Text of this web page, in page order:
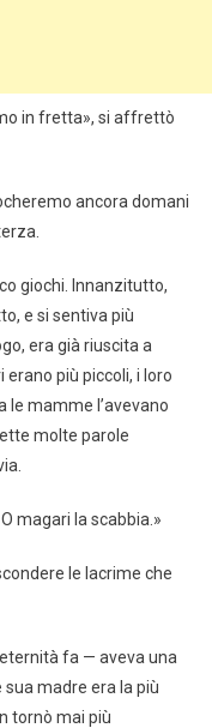
in fretta», si affrettò
ancora domani
giochi. Innanzitutto,
e si sentiva più
era già riuscita a
erano più piccoli, i loro
le mamme l’avevano
molte parole
magari la scabbia.»
le lacrime che
fa — aveva una
sua madre era la più
tornò mai più